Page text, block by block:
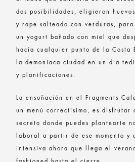
dos posibilidades, eligieron
y rape salteado con verduras,
un yogurt bañado con miel que
hacía cualquier punto de la Costa
la demoniaca ciudad en un día
y planificaciones.
La ensoñación en el Fragments
un menú correctísimo, es disfrutar
secreto donde puedes plantearte
laboral a partir de ese momento y
intensiva ahora que llega el